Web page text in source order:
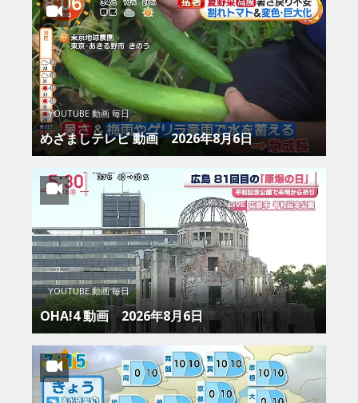
YOUTUBE 動画 毎日
めざましテレビ 動画 2026年8月6日
YOUTUBE 動画 毎日
OHA!4 動画 2026年8月6日